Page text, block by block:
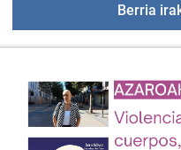
IndarkeriaBerria